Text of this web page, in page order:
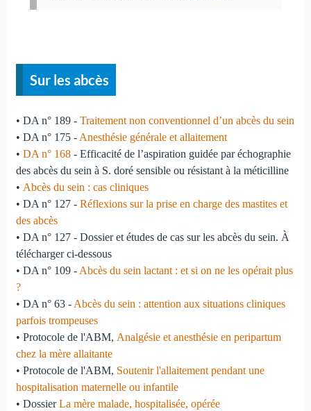
Sur les abcès
• DA n° 189 - Traitement non conventionnel d’un abcès du sein
• DA n° 175 - Anesthésie générale et allaitement
• DA n° 168- Efficacité de l’aspiration guidée par échographie
des abcès du sein à S. doré sensible ou résistant à la méticilline
• Abcès du sein : cas cliniques
• DA n° 127 - Réflexions sur la prise en charge des mastites et
des abcès
• DA n° 127 - Dossier et études de cas sur les abcès du sein. À
télécharger ci-dessous
• DA n° 109 - Abcès du sein lactant : et si on ne les opérait plus
?
• DA n° 63 - Abcès du sein : attention aux situations cliniques
parfois trompeuses
• Protocole de l'ABM, Analgésie et anesthésie en peripartum
chez la mère allaitante
• Protocole de l'ABM, Soutenir l'allaitement pendant une
hospitalisation maternelle ou infantile
• DossierLa mère malade, hospitalisée, opérée